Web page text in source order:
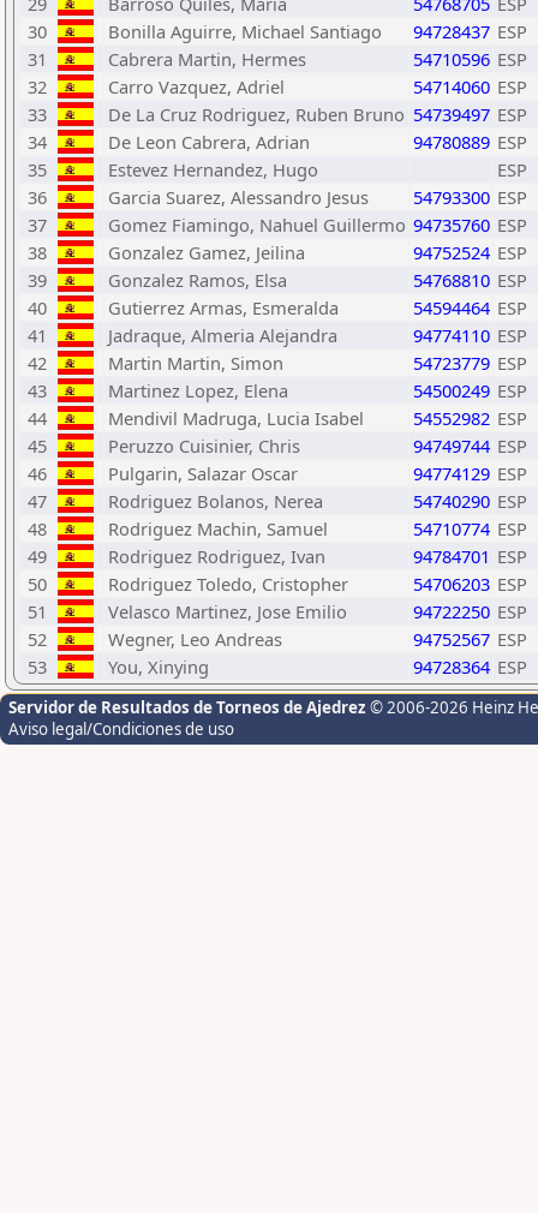
30
Bonilla Aguirre, Michael Santiago 94728437 ESP
31
Cabrera Martin, Hermes 54710596 ESP
32
Carro Vazquez, Adriel 54714060 ESP
33
De La Cruz Rodriguez, Ruben Bruno 54739497 ESP
34
De Leon Cabrera, Adrian 94780889 ESP
35
Estevez Hernandez, Hugo
ESP
36
Garcia Suarez, Alessandro Jesus 54793300 ESP
37
Gomez Fiamingo, Nahuel Guillermo 94735760 ESP
38
Gonzalez Gamez, Jeilina 94752524 ESP
39
Gonzalez Ramos, Elsa 54768810 ESP
40
Gutierrez Armas, Esmeralda 54594464 ESP
41
Jadraque, Almeria Alejandra 94774110 ESP
42
Martin Martin, Simon 54723779 ESP
43
Martinez Lopez, Elena 54500249 ESP
44
Mendivil Madruga, Lucia Isabel 54552982 ESP
45
Peruzzo Cuisinier, Chris 94749744 ESP
46
Pulgarin, Salazar Oscar 94774129 ESP
47
Rodriguez Bolanos, Nerea 54740290 ESP
48
Rodriguez Machin, Samuel 54710774 ESP
49
Rodriguez Rodriguez, Ivan 94784701 ESP
50
Rodriguez Toledo, Cristopher 54706203 ESP
51
Velasco Martinez, Jose Emilio 94722250 ESP
52
Wegner, Leo Andreas 94752567 ESP
53
You, Xinying 94728364 ESP
Servidor de Resultados de Torneos de Ajedrez © 2006-2026 Heinz
Aviso legal/Condiciones de uso